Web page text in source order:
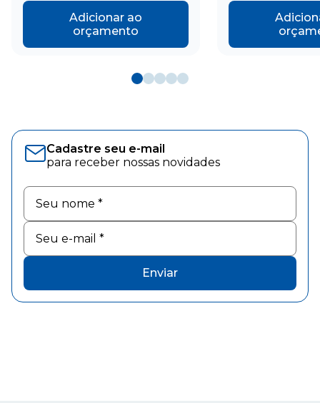
Adicionar ao
orçamento
Cadastre seu e-mail
para receber nossas novidades
Enviar